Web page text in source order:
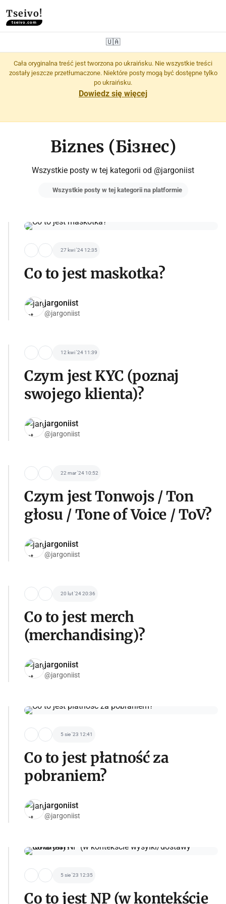
Tseivo!
tseivo.com
🇺🇦
Cała oryginalna treść jest tworzona po ukraińsku. Nie wszystkie treści
zostały jeszcze przetłumaczone. Niektóre posty mogą być dostępne tylko
po ukraińsku.
Dowiedz się więcej
Biznes (Бізнес)
Wszystkie posty w tej kategorii od @jargoniist
Wszystkie posty w tej kategorii na platformie
27 kwi '24 12:35
Co to jest maskotka?
jargoniist
@jargoniist
12 kwi '24 11:39
Czym jest KYC (poznaj
swojego klienta)?
jargoniist
@jargoniist
22 mar '24 10:52
Czym jest Tonwojs / Ton
głosu / Tone of Voice / ToV?
jargoniist
@jargoniist
20 lut '24 20:36
Co to jest merch
(merchandising)?
jargoniist
@jargoniist
5 sie '23 12:41
Co to jest płatność za
pobraniem?
jargoniist
@jargoniist
5 sie '23 12:35
Co to jest NP (w kontekście